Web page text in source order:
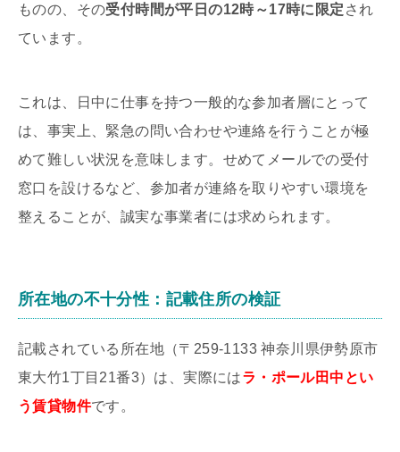
ものの、その受付時間が平日の12時～17時に限定 され
ています。
これは、日中に仕事を持つ一般的な参加者層にとって
は、事実上、緊急の問い合わせや連絡を行うことが極
めて難しい状況を意味します。せめてメールでの受付
窓口を設けるなど、参加者が連絡を取りやすい環境を
整えることが、誠実な事業者には求められます。
所在地の不十分性：記載住所の検証
記載されている所在地（〒259-1133 神奈川県伊勢原市
東大竹1丁目21番3）は、実際にはラ・ポール田中とい
う賃貸物件です。